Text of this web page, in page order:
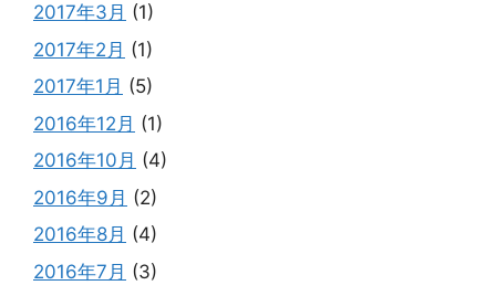
2017年3月 (1)
2017年2月 (1)
2017年1月 (5)
2016年12月 (1)
2016年10月 (4)
2016年9月 (2)
2016年8月 (4)
2016年7月 (3)